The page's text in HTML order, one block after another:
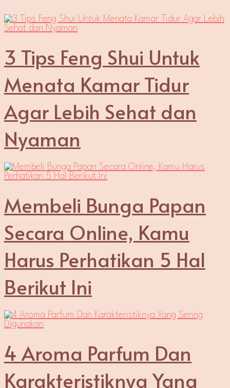
3 Tips Feng Shui Untuk
Menata Kamar Tidur
Agar Lebih Sehat dan
Nyaman
Membeli Bunga Papan
Secara Online, Kamu
Harus Perhatikan 5 Hal
Berikut Ini
4 Aroma Parfum Dan
Karakteristiknya Yang